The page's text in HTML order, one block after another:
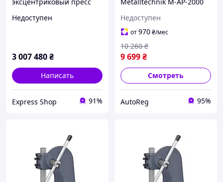
тонн мощность 75 кВт
Недоступен
3 007 480₴
Написать
Express Shop 91%
Недоступен
от970₴/мес
9 699₴
10 260 ₴
Смотреть
AutoReg 95%